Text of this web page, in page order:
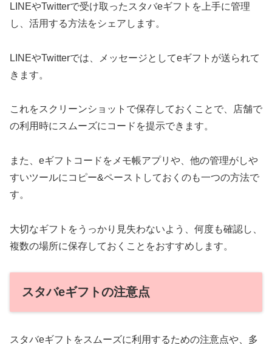
LINEやTwitterで受け取ったスタバeギフトを上手に管理
し、活用する方法をシェアします。
LINEやTwitterでは、メッセージとしてeギフトが送られて
きます。
これをスクリーンショットで保存しておくことで、店舗で
の利用時にスムーズにコードを提示できます。
また、eギフトコードをメモ帳アプリや、他の管理がしや
すいツールにコピー&ペーストしておくのも一つの方法で
す。
大切なギフトをうっかり見失わないよう、何度も確認し、
複数の場所に保存しておくことをおすすめします。
スタバeギフトの注意点
スタバeギフトをスムーズに利用するための注意点や、多